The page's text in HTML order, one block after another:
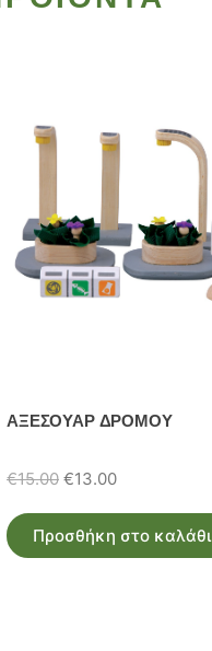
ΑΞΕΣΟΥΑΡ ΔΡΟΜΟΥ
€15.00 Original
was:
€15.00.
€13.00Η
τιμή
είναι:
Προσθήκη στο καλάθι